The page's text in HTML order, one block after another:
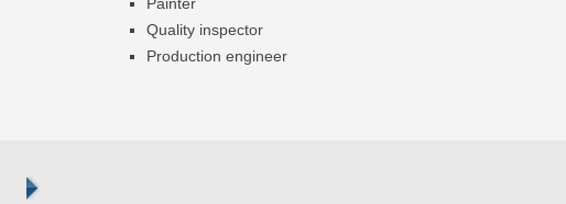
Painter
Quality inspector
Production engineer